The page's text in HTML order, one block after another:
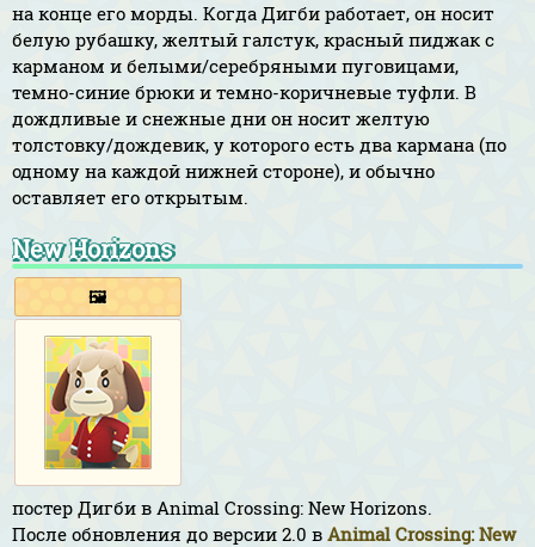
на конце его морды. Когда Дигби работает, он носит
белую рубашку, желтый галстук, красный пиджак с
карманом и белыми/серебряными пуговицами,
темно-синие брюки и темно-коричневые туфли. В
дождливые и снежные дни он носит желтую
толстовку/дождевик, у которого есть два кармана (по
одному на каждой нижней стороне), и обычно
оставляет его открытым.
New Horizons
🖼️
постер Дигби в Animal Crossing: New Horizons.
После обновления до версии 2.0 в Animal Crossing: New